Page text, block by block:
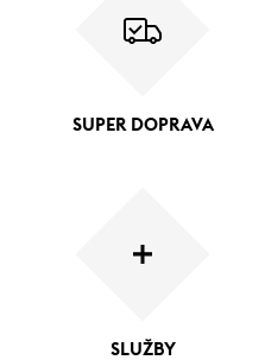
SUPER DOPRAVA
SLUŽBY